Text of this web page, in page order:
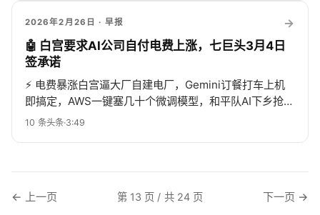
2026年2月26日 · 早报
→
🤖 白宫要求AI公司自付电费上涨，七巨头3月4日
签承诺
⚡ 电费暴涨白宫逼大厂自建电厂，Gemini订餐打车上机
即搞定，AWS一键塞几十个微调模型，和平队AI下乡抢地
盘，推理模型却废话连篇，Meta报案报成垃圾邮件，三
10 条头条·3:49
← 上一页 第 13 页 / 共 24 页 下一页 →